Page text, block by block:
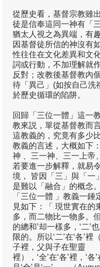
葛牧之
韓思藝
關啟文
客席研究貢獻
易際漲
徐樹荃
馮耀榮
研究季報
季報24
季報23
季報22
季報21
季報20
從歷史看，基督宗教雖
徒是信奉這同一神有「
猶太人視之為異端，有
因基督徒所信的神沒有
性往住在文化差異和文
詞或行動，不加理解就
反對；改教後基督教內
待「異己」(如按自己洗
於歷史循環的陷阱。
回歸「三位一體」這一
教來説，單從基督教而
這教義的，究竟有多少
教義的言述，大概如下
神 、三一神、三一上帝
若要進一步解釋，就易
境， 皆因「三」與「一
是難以「融合」的概念
「三位一體 」教義一錘
見如下：「 現世實在的
多，而二物比一物多。
的總和’却一樣多，‘二’
限的。所以‘二’在‘各’
子裡，父與子在聖靈
裡），‘全’在‘各’裡，‘各’